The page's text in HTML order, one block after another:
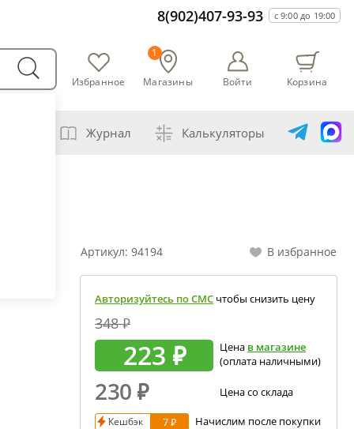
8(902)407-93-93 с 9:00 до 19:00
Избранное Магазины
1
Войти Корзина
Журнал Калькуляторы
перегонка спирта-сырца
абсолютного спирта и отбора голов
показаний ареометра
В избранное
Артикул: 94194
Авторизуйтесь по СМС чтобы снизить цену
348 ₽
223 ₽ Цена в магазине
(оплата наличными)
230 ₽ Цена со склада
Кешбэк 7 ₽ Начислим после покупки